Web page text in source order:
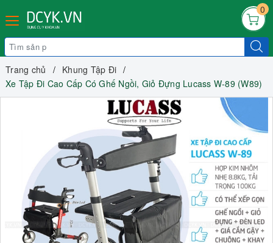
0
Trang chủ
Khung Tập Đi
Xe Tập Đi Cao Cấp Có Ghế Ngồi, Giỏ Đựng Lucass W-89 (W89)